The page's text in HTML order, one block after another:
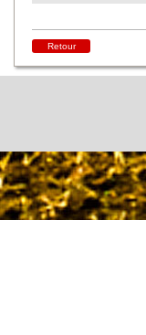
Retour